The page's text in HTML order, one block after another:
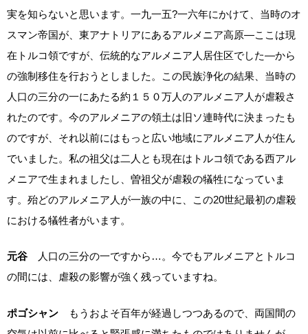
実を知らないと思います。一九一五?一六年にかけて、当時のオ
スマン帝国が、東アナトリアにあるアルメニア高原―ここは現
在トルコ領ですが、伝統的なアルメニア人居住区でした―から
の強制移住を行おうとしました。この民族浄化の結果、当時の
人口の三分の一にあたる約１５０万人のアルメニア人が虐殺さ
れたのです。今のアルメニアの領土は旧ソ連時代に決まったも
のですが、それ以前にはもっと広い地域にアルメニア人が住ん
でいました。私の祖父は二人とも現在はトルコ領である西アル
メニアで生まれましたし、曽祖父が虐殺の犠牲になっていま
す。殆どのアルメニア人が一族の中に、この20世紀最初の虐殺
における犠牲者がいます。
元谷 人口の三分の一ですから…。今でもアルメニアとトルコ
の間には、虐殺の影響が強く残っていますね。
ポゴシャン もうおよそ百年が経過しつつあるので、両国間の